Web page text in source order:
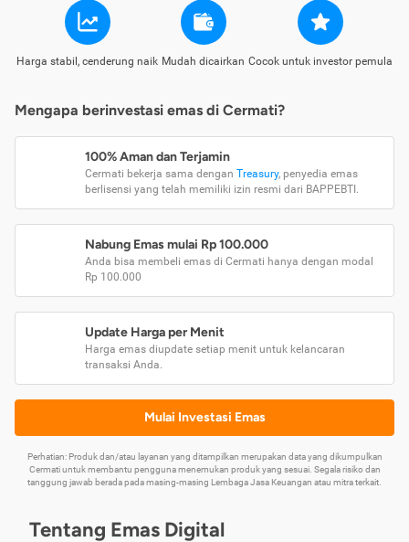
Harga stabil, cenderung naik Mudah dicairkan Cocok untuk investor pemula
Mengapa berinvestasi emas di Cermati?
100% Aman dan Terjamin
Cermati bekerja sama dengan Treasury, penyedia emas
berlisensi yang telah memiliki izin resmi dari BAPPEBTI.
Nabung Emas mulai Rp 100.000
Anda bisa membeli emas di Cermati hanya dengan modal
Rp 100.000
Update Harga per Menit
Harga emas diupdate setiap menit untuk kelancaran
transaksi Anda.
Mulai Investasi Emas
Perhatian: Produk dan/atau layanan yang ditampilkan merupakan data yang dikumpulkan
Cermati untuk membantu pengguna menemukan produk yang sesuai. Segala risiko dan
tanggung jawab berada pada masing-masing Lembaga Jasa Keuangan atau mitra terkait.
Tentang Emas Digital